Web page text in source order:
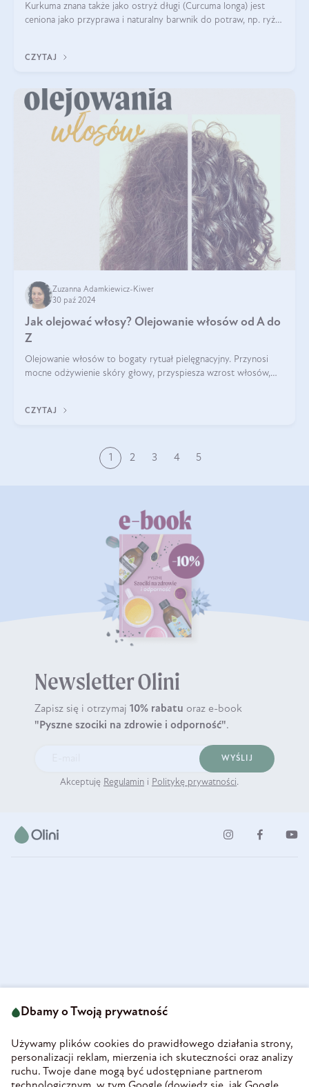
Kurkuma znana także jako ostryż długi (Curcuma longa) jest
ceniona jako przyprawa i naturalny barwnik do potraw, np. ryżu
CZYTAJ
Zuzanna Adamkiewicz-Kiwer
30 paź 2024
Jak olejować włosy? Olejowanie włosów od A do
Z
Olejowanie włosów to bogaty rytuał pielęgnacyjny. Przynosi
mocne odżywienie skóry głowy, przyspiesza wzrost włosów,
CZYTAJ
1 2 3 4 5
Newsletter Olini
Zapisz się i otrzymaj 10% rabatu oraz e-book
"Pyszne szociki na zdrowie i odporność".
WYŚLIJ
Akceptuję Regulamin i Politykę prywatności.
58-160 Świebodzice
REGON 890213034
INFORMACJE
Dbamy o Twoją prywatność
Używamy plików cookies do prawidłowego działania strony,
personalizacji reklam, mierzenia ich skuteczności oraz analizy
ruchu. Twoje dane mogą być udostępniane partnerom